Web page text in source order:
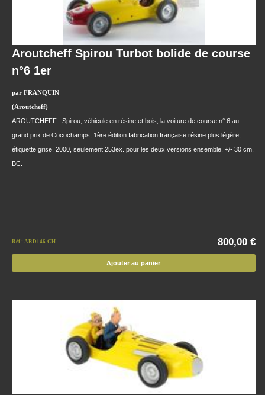
Aroutcheff Spirou Turbot bolide de course
n°6 1er
par FRANQUIN
(Aroutcheff)
AROUTCHEFF : Spirou, véhicule en résine et bois, la voiture de course n° 6 au
grand prix de Cocochamps, 1ère édition fabrication française résine plus légère,
étiquette grise, 2000, seulement 253ex. pour les deux versions ensemble, +/- 30 cm,
BC.
Réf : ARD146-CH 800,00 €
Ajouter au panier